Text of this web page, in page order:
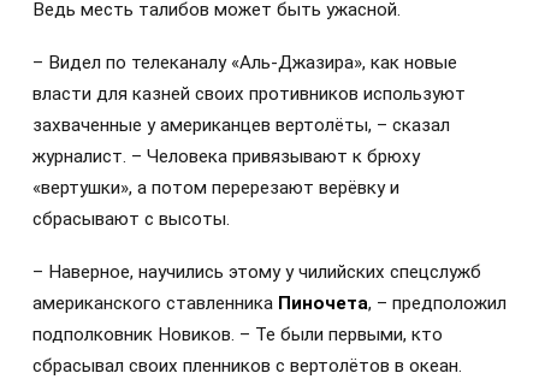
Ведь месть талибов может быть ужасной.
– Видел по телеканалу «Аль-Джазира», как новые
власти для казней своих противников используют
захваченные у американцев вертолёты, – сказал
журналист. – Человека привязывают к брюху
«вертушки», а потом перерезают верёвку и
сбрасывают с высоты.
– Наверное, научились этому у чилийских спецслужб
американского ставленника Пиночета, – предположил
подполковник Новиков. – Те были первыми, кто
сбрасывал своих пленников с вертолётов в океан.